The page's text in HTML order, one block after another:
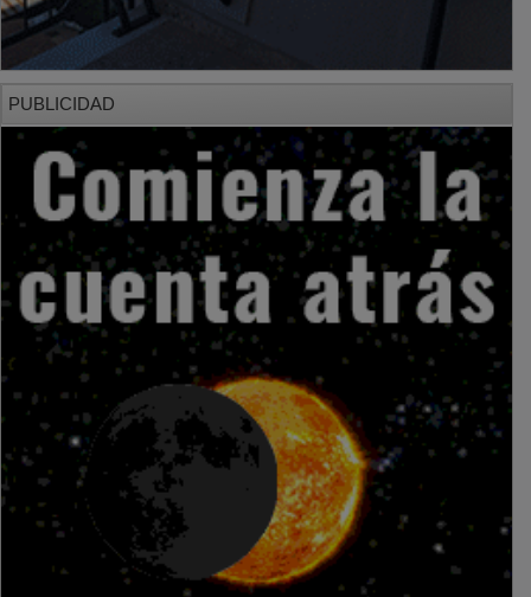
PUBLICIDAD